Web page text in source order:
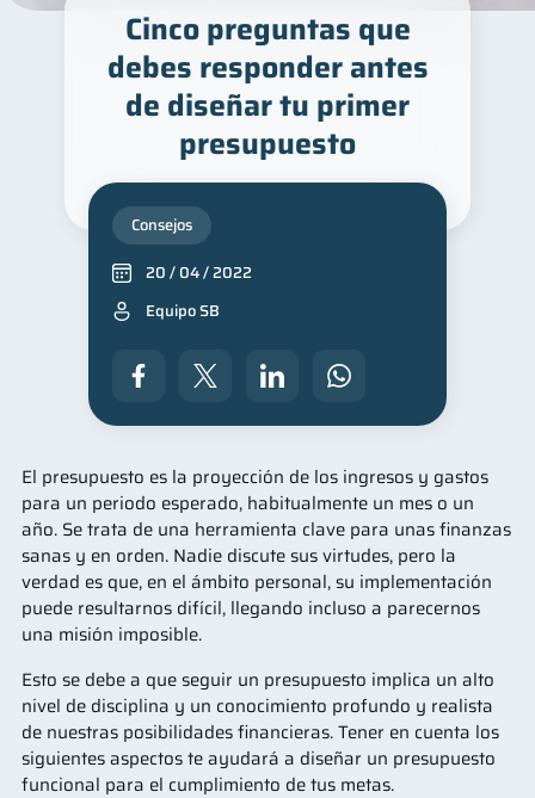
El presupuesto es la proyección de los ingresos y gastos
para un periodo esperado, habitualmente un mes o un
año. Se trata de una herramienta clave para unas finanzas
sanas y en orden. Nadie discute sus virtudes, pero la
verdad es que, en el ámbito personal, su implementación
puede resultarnos difícil, llegando incluso a parecernos
una misión imposible.
Esto se debe a que seguir un presupuesto implica un alto
nivel de disciplina y un conocimiento profundo y realista
de nuestras posibilidades financieras. Tener en cuenta los
siguientes aspectos te ayudará a diseñar un presupuesto
funcional para el cumplimiento de tus metas.
Cinco preguntas que
debes responder antes
de diseñar tu primer
presupuesto
Consejos
20 / 04 / 2022
Equipo SB